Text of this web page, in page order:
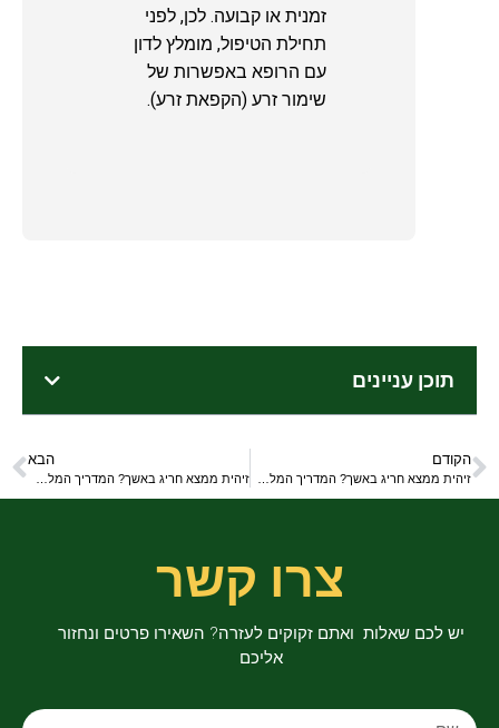
זמנית או קבועה. לכן, לפני
תחילת הטיפול, מומלץ לדון
עם הרופא באפשרות של
שימור זרע (הקפאת זרע).
תוכן עניינים
הקודם הבא
צרו קשר
יש לכם שאלות ואתם זקוקים לעזרה? השאירו פרטים ונחזור
אליכם